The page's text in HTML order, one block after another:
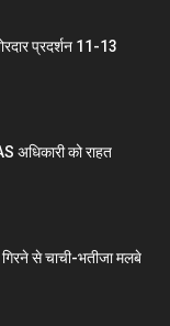
प्रदर्शन 11-13
अधिकारी को राहत
गिरने से चाची-भतीजा मलबे